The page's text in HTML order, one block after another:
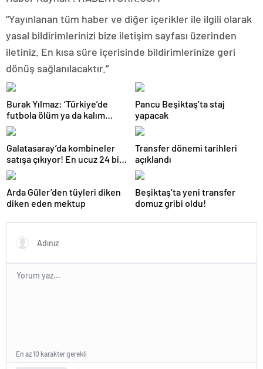
“Yayınlanan tüm haber ve diğer içerikler ile ilgili olarak
yasal bildirimlerinizi bize iletişim sayfası üzerinden
iletiniz. En kısa süre içerisinde bildirimlerinize geri
dönüş sağlanılacaktır.”
Burak Yılmaz: ‘Türkiye’de
futbola ölüm ya da kalım
olarak bakılmamalı’
Pancu Beşiktaş’ta staj
yapacak
Galatasaray’da kombineler
satışa çıkıyor! En ucuz 24 bin
lira
Transfer dönemi tarihleri
açıklandı
Arda Güler’den tüyleri diken
diken eden mektup
Beşiktaş’ta yeni transfer
domuz gribi oldu!
En az 10 karakter gerekli